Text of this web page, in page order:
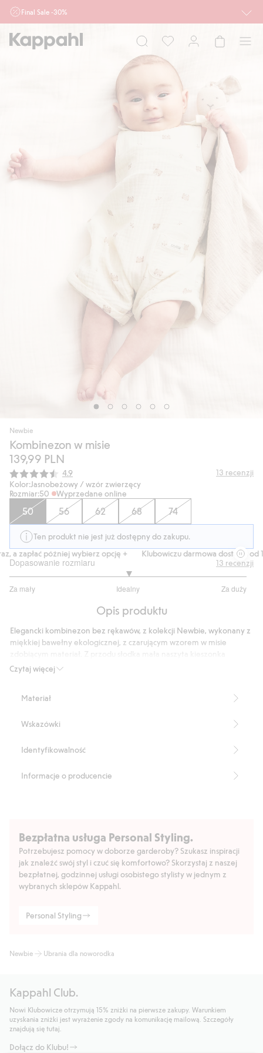
Final Sale -30%
działu outlet do 10.8 w sklepach Kappahl i Newbie oraz na kappahl.com. Ofert
nie łączymy
Dziecko
Newbie
Kombinezon w misie
139,99 PLN
Średnia ocena:
4.9 13 recenzji
Kolor:Jasnobeżowy / wzór zwierzęcy
Rozmiar:50 Wyprzedane online
50 56 62 68 74
Ten produkt nie jest już dostępny do zakupu.
a zapłać później wybierz opcję +
Klubowiczu darmowa dostawa od
Dopasowanie rozmiaru
Za mały Idealny Za duży
na
11
głosów
13 recenzji
Opis produktu
Czytaj więcej
Elegancki kombinezon bez rękawów, z kolekcji Newbie, wykonany z
miękkiej bawełny ekologicznej, z czarującym wzorem w misie
ozdobiona naszywką Newbie, a delikatne guziki na ramionach i
rodzeństwa.
Numer artykułu
Materiał
Wskazówki
Identyfikowalność
Informacje o producencie
Bezpłatna usługa Personal Styling.
Potrzebujesz pomocy w doborze garderoby? Szukasz inspiracji
jak znaleźć swój styl i czuć się komfortowo? Skorzystaj z naszej
bezpłatnej, godzinnej usługi osobistego stylisty w jednym z
wybranych sklepów Kappahl.
Personal Styling
Newbie Ubrania dla noworodka
Kappahl Club.
Nowi Klubowicze otrzymują 15% zniżki na pierwsze zakupy. Warunkiem
uzyskania zniżki jest wyrażenie zgody na komunikację mailową. Szczegóły
znajdują się tutaj.
Dołącz do Klubu!